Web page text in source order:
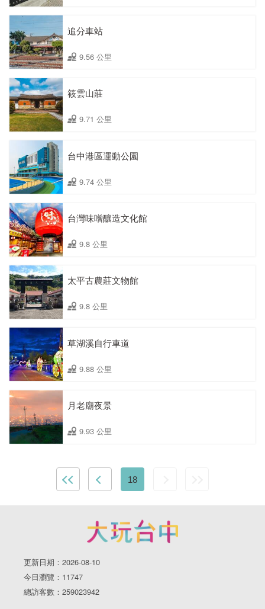
追分車站
9.56 公里
筱雲山莊
9.71 公里
台中港區運動公園
9.74 公里
台灣味噌釀造文化館
9.8 公里
太平古農莊文物館
9.8 公里
草湖溪自行車道
9.88 公里
月老廟夜景
9.93 公里
18
更新日期：2026-08-10
今日瀏覽：11747
總訪客數：259023942